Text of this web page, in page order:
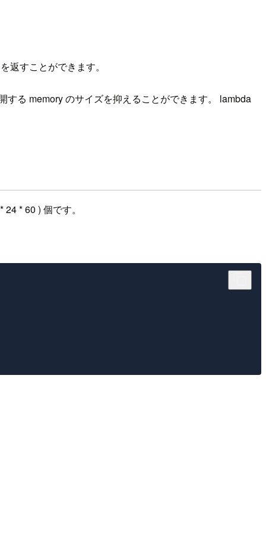
返すことができます。
する memory のサイズを抑えることができます。 lambda
* 60 ) 個です。